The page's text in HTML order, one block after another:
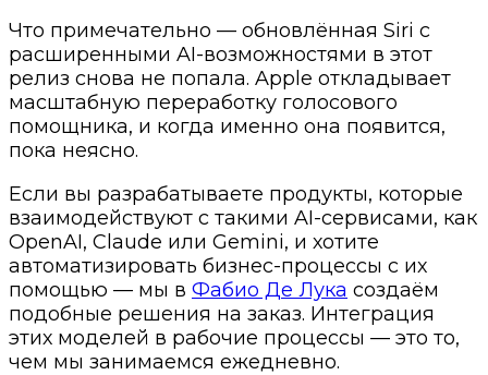
Что примечательно — обновлённая Siri с
расширенными AI-возможностями в этот
релиз снова не попала. Apple откладывает
масштабную переработку голосового
помощника, и когда именно она появится,
пока неясно.
Если вы разрабатываете продукты, которые
взаимодействуют с такими AI-сервисами, как
OpenAI, Claude или Gemini, и хотите
автоматизировать бизнес-процессы с их
помощью — мы в Фабио Де Лука создаём
подобные решения на заказ. Интеграция
этих моделей в рабочие процессы — это то,
чем мы занимаемся ежедневно.